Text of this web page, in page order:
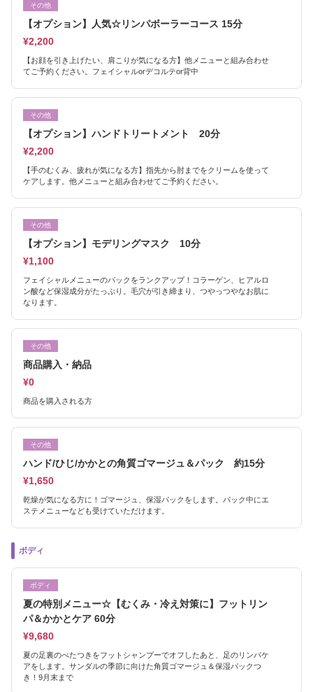
その他
【オプション】人気☆リンパボーラーコース 15分
¥2,200
【お顔を引き上げたい、肩こりが気になる方】他メニューと組み合わせ
てご予約ください。フェイシャルorデコルテor背中
その他
【オプション】ハンドトリートメント 20分
¥2,200
【手のむくみ、疲れが気になる方】指先から肘までをクリームを使って
ケアします。他メニューと組み合わせてご予約ください。
その他
【オプション】モデリングマスク 10分
¥1,100
フェイシャルメニューのパックをランクアップ！コラーゲン、ヒアルロ
ン酸など保湿成分がたっぷり。毛穴が引き締まり、つやっつやなお肌に
なります。
その他
商品購入・納品
¥0
商品を購入される方
その他
ハンド/ひじ/かかとの角質ゴマージュ＆パック 約15分
¥1,650
乾燥が気になる方に！ゴマージュ、保湿パックをします。パック中にエ
ステメニューなども受けていただけます。
ボディ
ボディ
夏の特別メニュー☆【むくみ・冷え対策に】フットリン
パ＆かかとケア 60分
¥9,680
夏の足裏のべたつきをフットシャンプーでオフしたあと、足のリンパケ
アをします。サンダルの季節に向けた角質ゴマージュ＆保湿パックつ
き！9月末まで